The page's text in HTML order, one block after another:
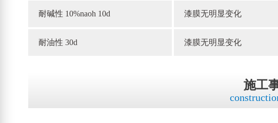
耐碱性 10%naoh 10d 漆膜无明显变化
耐油性 30d 漆膜无明显变化
施工